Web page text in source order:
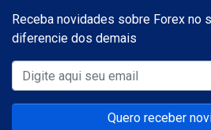
Receba novidades sobre Forex no
diferencie dos demais
Quero receber